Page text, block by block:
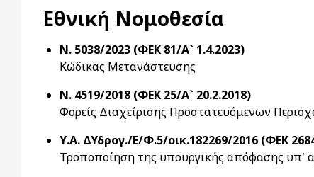
Εθνική Νομοθεσία
Ν. 5038/2023 (ΦΕΚ 81/Α` 1.4.2023)
Κώδικας Μετανάστευσης
Ν. 4519/2018 (ΦΕΚ 25/Α` 20.2.2018)
Φορείς Διαχείρισης Προστατευόμενων
Υ.Α. ΔΥδρογ./Ε/Φ.5/οικ.182269/2016 (ΦΕΚ
Τροποποίηση της υπουργικής απόφασης υπ'